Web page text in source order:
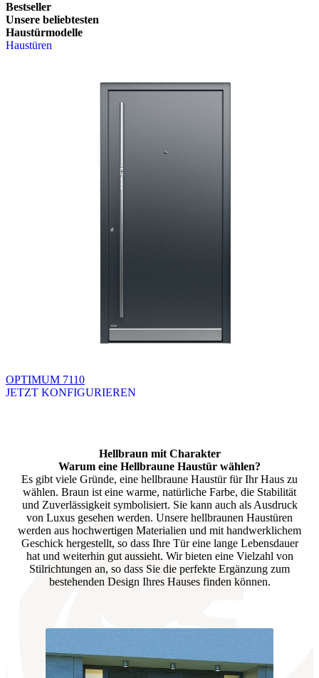
Bestseller
Unsere beliebtesten
Haustürmodelle
Haustüren
OPTIMUM 7110
JETZT KONFIGURIEREN
Hellbraun mit Charakter
Warum eine Hellbraune Haustür wählen?
Es gibt viele Gründe, eine hellbraune Haustür für Ihr Haus zu
wählen. Braun ist eine warme, natürliche Farbe, die Stabilität
und Zuverlässigkeit symbolisiert. Sie kann auch als Ausdruck
von Luxus gesehen werden. Unsere hellbraunen Haustüren
werden aus hochwertigen Materialien und mit handwerklichem
Geschick hergestellt, so dass Ihre Tür eine lange Lebensdauer
hat und weiterhin gut aussieht. Wir bieten eine Vielzahl von
Stilrichtungen an, so dass Sie die perfekte Ergänzung zum
bestehenden Design Ihres Hauses finden können.